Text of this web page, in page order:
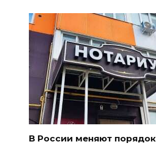
В России меняют порядок